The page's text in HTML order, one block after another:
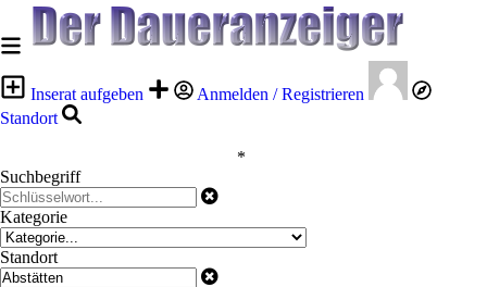
Inserat aufgeben
Anmelden / Registrieren
Standort
*
Suchbegriff
Kategorie
Standort